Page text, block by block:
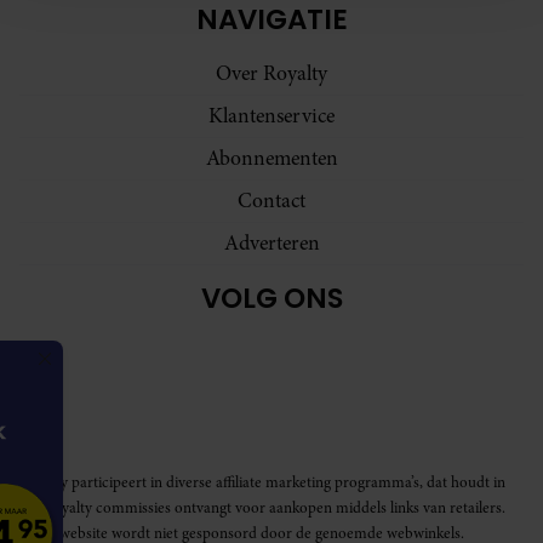
en om ons websiteverkeer te analyseren. Ook delen we
partners voor social media, adverteren en analyse. Deze
partners kunnen deze gegevens combineren met andere
verzameld op basis van uw gebruik van hun services. U
gaat akkoord met onze cookies als u onze website blijft
NAVIGATIE
Over Royalty
Klantenservice
Abonnementen
Contact
Adverteren
VOLG ONS
Royalty participeert in diverse affiliate marketing programma’s, dat houdt in
dat Royalty commissies ontvangt voor aankopen middels links van retailers.
Deze website wordt niet gesponsord door de genoemde webwinkels.